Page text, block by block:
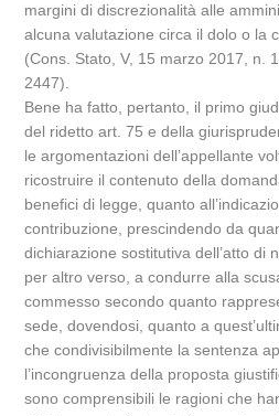
margini di discrezionalità alle
alcuna valutazione circa il dolo o la
(Cons. Stato, V, 15 marzo 2017, n.
2447).
Bene ha fatto, pertanto, il primo
del ridetto art. 75 e della
le argomentazioni dell’appellante
ricostruire il contenuto della
benefici di legge, quanto
contribuzione, prescindendo da
dichiarazione sostitutiva dell’atto di
per altro verso, a condurre alla
commesso secondo quanto
sede, dovendosi, quanto a
che condivisibilmente la sentenza
l’incongruenza della proposta
sono comprensibili le ragioni che